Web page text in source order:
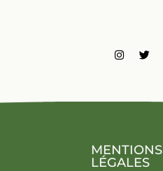
MENTIONS
LÉGALES